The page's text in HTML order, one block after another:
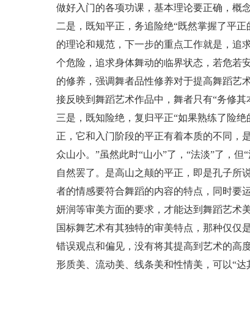
做好入门的各项功课，基本理论要正确，概
二是，既知平正，务追险绝“既然掌握了平
的理论和规范，下一步的重点工作就是，追
个危险，追求身体舞动的临界状态，若危若
的修养，强调舞者品性修养对于提高舞蹈艺
接反映到舞蹈艺术作品中，舞者只有“务修其
三是，既知险绝，复归平正“如果熟练了险
正，它和入门阶段的平正有着本质的不同，
众山小。”虽然此时“山小”了，“法淡”了，
自然罢了。是高山之颠的平正，即是孔子所
者的情感要符合舞蹈的内容的特点，同时要
妍润等审美方面的要求，才能达到舞蹈艺术美
国标舞艺术有其独特的审美特点，那种仅仅
错误观点和偏见，没有将其提高到艺术的高
形质美、流动美、线条美和性情美，可以“